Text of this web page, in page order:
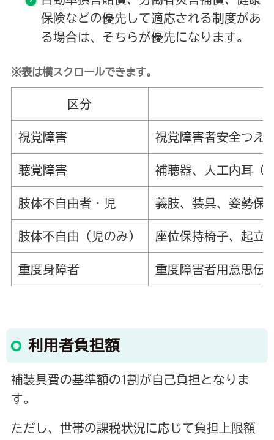
保険などの優先して適応される制度があ
る場合は、そちらが優先になります。
※表は横スクロールできます。
区分
視覚障害 視覚障害者安全つえ
聴覚障害 補聴器、人工内耳（
肢体不自由者・児 義肢、装具、姿勢保
肢体不自由（児のみ） 座位保持椅子、起立
重度身障者 重度障害者用意思伝
利用者負担額
補装具費の基準額の1割が自己負担となりま
す。
ただし、世帯の課税状況に応じて負担上限額